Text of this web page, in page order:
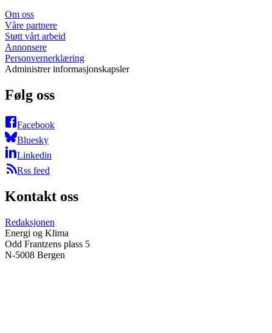
Om oss
Våre partnere
Støtt vårt arbeid
Annonsere
Personvernerklæring
Administrer informasjonskapsler
Følg oss
Facebook
Bluesky
Linkedin
Rss feed
Kontakt oss
Redaksjonen
Energi og Klima
Odd Frantzens plass 5
N-5008 Bergen